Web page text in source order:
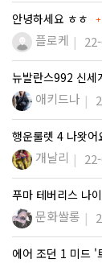
안녕하세요 ㅎㅎ
플로케
뉴발란스992 신세
애키드나
행운룰렛 4 나왓어
개날리
푸마 테버리스 나
문화쌀롱
에어 조던 1 미드 '